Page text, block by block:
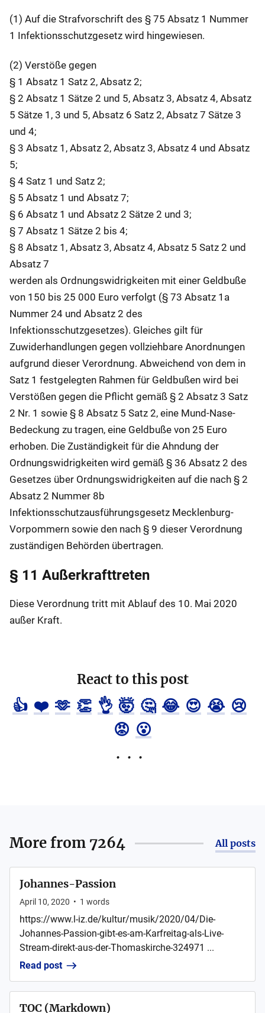
(1) Auf die Strafvorschrift des § 75 Absatz 1 Nummer
1 Infektionsschutzgesetz wird hingewiesen.
(2) Verstöße gegen
§ 1 Absatz 1 Satz 2, Absatz 2;
§ 2 Absatz 1 Sätze 2 und 5, Absatz 3, Absatz 4, Absatz
5 Sätze 1, 3 und 5, Absatz 6 Satz 2, Absatz 7 Sätze 3
und 4;
§ 3 Absatz 1, Absatz 2, Absatz 3, Absatz 4 und Absatz
5;
§ 4 Satz 1 und Satz 2;
§ 5 Absatz 1 und Absatz 7;
§ 6 Absatz 1 und Absatz 2 Sätze 2 und 3;
§ 7 Absatz 1 Sätze 2 bis 4;
§ 8 Absatz 1, Absatz 3, Absatz 4, Absatz 5 Satz 2 und
Absatz 7
werden als Ordnungswidrigkeiten mit einer Geldbuße
von 150 bis 25 000 Euro verfolgt (§ 73 Absatz 1a
Nummer 24 und Absatz 2 des
Infektionsschutzgesetzes). Gleiches gilt für
Zuwiderhandlungen gegen vollziehbare Anordnungen
aufgrund dieser Verordnung. Abweichend von dem in
Satz 1 festgelegten Rahmen für Geldbußen wird bei
Verstößen gegen die Pflicht gemäß § 2 Absatz 3 Satz
2 Nr. 1 sowie § 8 Absatz 5 Satz 2, eine Mund-Nase-
Bedeckung zu tragen, eine Geldbuße von 25 Euro
erhoben. Die Zuständigkeit für die Ahndung der
Ordnungswidrigkeiten wird gemäß § 36 Absatz 2 des
Gesetzes über Ordnungswidrigkeiten auf die nach § 2
Absatz 2 Nummer 8b
Infektionsschutzausführungsgesetz Mecklenburg-
Vorpommern sowie den nach § 9 dieser Verordnung
zuständigen Behörden übertragen.
§ 11 Außerkrafttreten
Diese Verordnung tritt mit Ablauf des 10. Mai 2020
außer Kraft.
React to this post
👍 ❤️ 🫶 👏 👌 🤯 🤔 😂 😍 😭 😢
😡 😮
More from 7264 All posts
Johannes-Passion
April 10, 2020 • 1 words
https://www.l-iz.de/kultur/musik/2020/04/Die-
Johannes-Passion-gibt-es-am-Karfreitag-als-Live-
Stream-direkt-aus-der-Thomaskirche-324971 ...
Read post
TOC (Markdown)